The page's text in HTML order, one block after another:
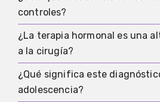
No hay medidas caseras con
El enfoque más eficaz es un
con especialista.
controles?
Al inicio suelen ser más
más espaciados. El ritmo
centro tratante según
¿La terapia hormonal es una
a la cirugía?
Generalmente no como
discutirse en ciertos casos,
¿Qué significa este
adolescencia?